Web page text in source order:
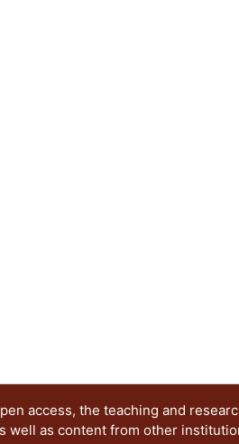
access, the teaching and
as content from other